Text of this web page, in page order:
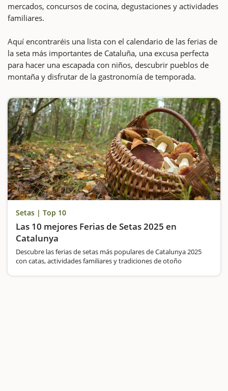
mercados, concursos de cocina, degustaciones y actividades
familiares.
Aquí encontraréis una lista con el calendario de las ferias de
la seta más importantes de Cataluña, una excusa perfecta
para hacer una escapada con niños, descubrir pueblos de
montaña y disfrutar de la gastronomía de temporada.
Setas | Top 10
Las 10 mejores Ferias de Setas 2025 en
Catalunya
Descubre las ferias de setas más populares de Catalunya 2025
con catas, actividades familiares y tradiciones de otoño